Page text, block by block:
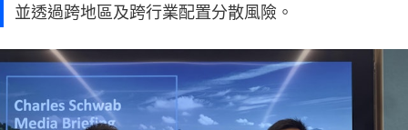
並透過跨地區及跨行業配置分散風險。